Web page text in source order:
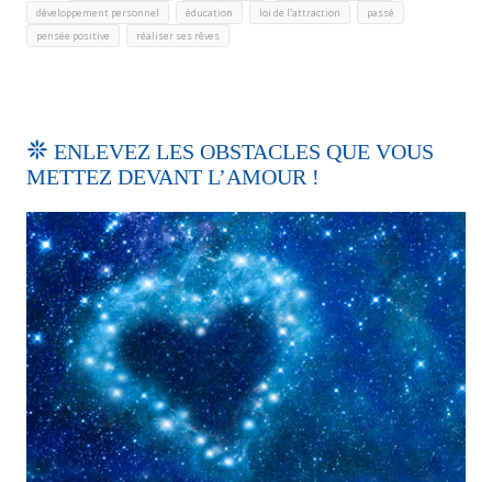
développement personnel éducation loi de l'attraction passé
pensée positive réaliser ses rêves
ENLEVEZ LES OBSTACLES QUE VOUS
METTEZ DEVANT L’AMOUR !